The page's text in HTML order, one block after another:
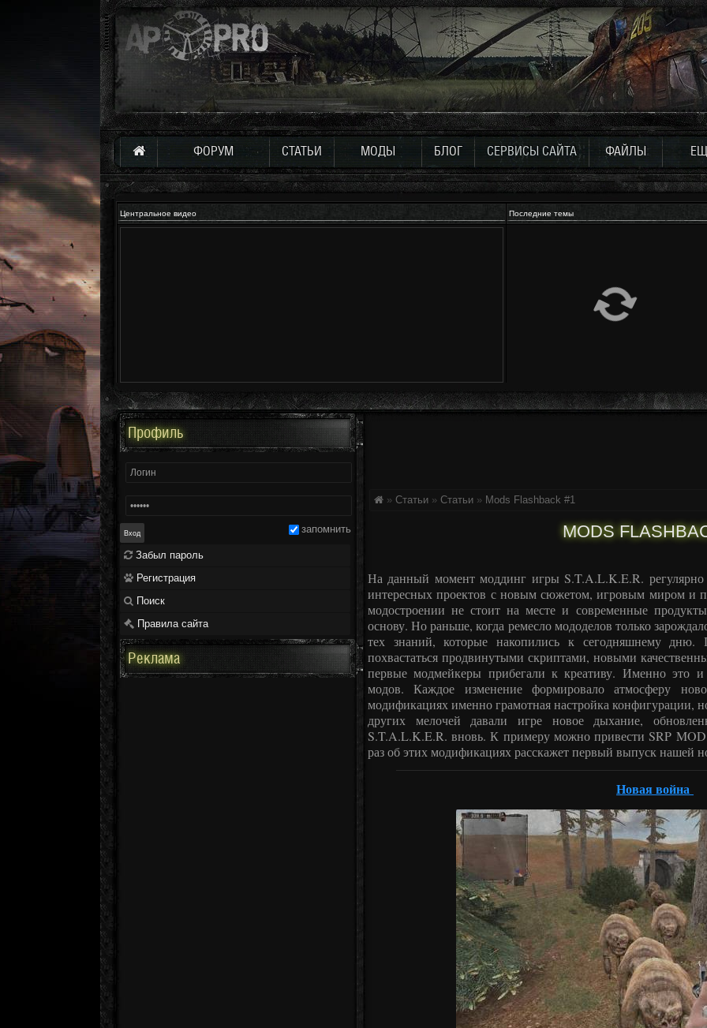
ФОРУМ СТАТЬИ МОДЫ БЛОГ СЕРВИСЫ САЙТА ФАЙЛЫ
Центральное видео Последние темы
» Статьи » Статьи » Mods Flashback #1
MODS
На данный момент моддинг игры S.T.A.L.K.E.R. регулярно
интересных проектов с новым сюжетом, игровым миром и
модостроении не стоит на месте и современные
основу. Но раньше, когда ремесло мододелов только
тех знаний, которые накопились к сегодняшнему
похвастаться продвинутыми скриптами, новыми
первые модмейкеры прибегали к креативу. Именно это и
модов. Каждое изменение формировало атмосферу
модификациях именно грамотная настройка конфигурации,
других мелочей давали игре новое дыхание,
S.T.A.L.K.E.R. вновь. К примеру можно привести SRP
раз об этих модификациях расскажет первый выпуск нашей
Новая война
Профиль
запомнить
Забыл пароль
Регистрация
Поиск
Правила сайта
Реклама